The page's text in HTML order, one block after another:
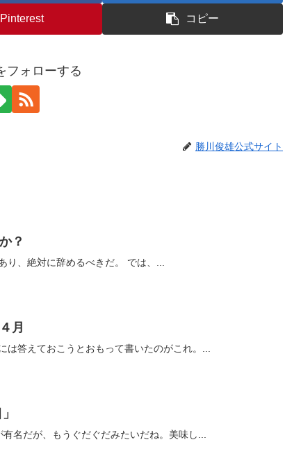
Pinterest コピー
フォローする
勝川俊雄公式サイト
？
０歳の漁獲は資源の無駄遣いであり、絶対に辞めるべきだ。 では、...
月
は答えておこうとおもって書いたのがこれ。...
名だが、もうぐだぐだみたいだね。美味し...